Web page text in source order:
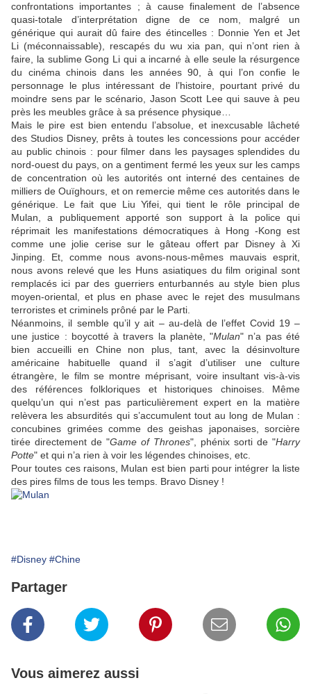
confrontations importantes ; à cause finalement de l’absence
quasi-totale d’interprétation digne de ce nom, malgré un
générique qui aurait dû faire des étincelles : Donnie Yen etJet
Li (méconnaissable), rescapés du wu xia pan, qui n’ont rien à
faire, la sublimeGong Li qui a incarné à elle seule la résurgence
du cinéma chinois dans les années 90, à qui l’on confie le
personnage le plus intéressant de l’histoire, pourtant privé du
moindre sens par le scénario, Jason Scott Leequi sauve à peu
près les meubles grâce à sa présence physique…
Mais le pire est bien entendu l’absolue, et inexcusable lâcheté
des Studios Disney, prêts à toutes les concessions pour accéder
au public chinois : pour filmer dans les paysages splendides du
nord-ouest du pays, on a gentiment fermé les yeux sur les camps
de concentration où les autorités ont interné des centaines de
milliers de Ouïghours, et on remercie même ces autorités dans le
générique. Le fait que Liu Yifei, qui tient le rôle principal de
Mulan, a publiquement apporté son support à la police qui
réprimait les manifestations démocratiques à Hong -Kong est
comme une jolie cerise sur le gâteau offert par Disney à Xi
Jinping. Et, comme nous avons-nous-mêmes mauvais esprit,
nous avons relevé que les Huns asiatiques du film original sont
remplacés ici par des guerriers enturbannés au style bien plus
moyen-oriental, et plus en phase avec le rejet des musulmans
terroristes et criminels prôné par le Parti.
Néanmoins, il semble qu’il y ait – au-delà de l’effet Covid 19 –
une justice : boycotté à travers la planète, "Mulan" n’a pas été
bien accueilli en Chine non plus, tant, avec la désinvolture
américaine habituelle quand il s’agit d’utiliser une culture
étrangère, le film se montre méprisant, voire insultant vis-à-vis
des références folkloriques et historiques chinoises. Même
quelqu’un qui n’est pas particulièrement expert en la matière
relèvera les absurdités qui s’accumulent tout au long de Mulan :
concubines grimées comme des geishas japonaises, sorcière
tirée directement de "Game of Thrones", phénix sorti de "Harry
Potte" et qui n’a rien à voir les légendes chinoises, etc.
Pour toutes ces raisons, Mulan est bien parti pour intégrer la liste
des pires films de tous les temps. Bravo Disney !
#Disney #Chine
Partager
Vous aimerez aussi